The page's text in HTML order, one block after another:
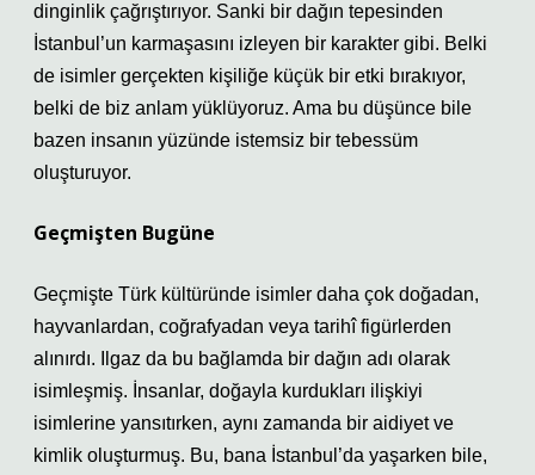
dinginlik çağrıştırıyor. Sanki bir dağın tepesinden
İstanbul’un karmaşasını izleyen bir karakter gibi. Belki
de isimler gerçekten kişiliğe küçük bir etki bırakıyor,
belki de biz anlam yüklüyoruz. Ama bu düşünce bile
bazen insanın yüzünde istemsiz bir tebessüm
oluşturuyor.
Geçmişten Bugüne
Geçmişte Türk kültüründe isimler daha çok doğadan,
hayvanlardan, coğrafyadan veya tarihî figürlerden
alınırdı. Ilgaz da bu bağlamda bir dağın adı olarak
isimleşmiş. İnsanlar, doğayla kurdukları ilişkiyi
isimlerine yansıtırken, aynı zamanda bir aidiyet ve
kimlik oluşturmuş. Bu, bana İstanbul’da yaşarken bile,